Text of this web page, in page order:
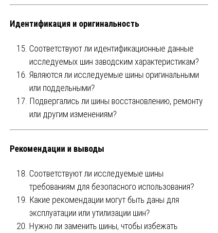
Идентификация и оригинальность
Соответствуют ли идентификационные данные
исследуемых шин заводским характеристикам?
Являются ли исследуемые шины оригинальными
или поддельными?
Подвергались ли шины восстановлению, ремонту
или другим изменениям?
Рекомендации и выводы
Соответствуют ли исследуемые шины
требованиям для безопасного использования?
Какие рекомендации могут быть даны для
эксплуатации или утилизации шин?
Нужно ли заменить шины, чтобы избежать